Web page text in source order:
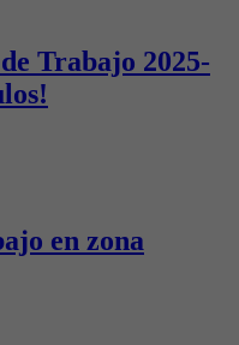
Trabajo 2025-
en zona